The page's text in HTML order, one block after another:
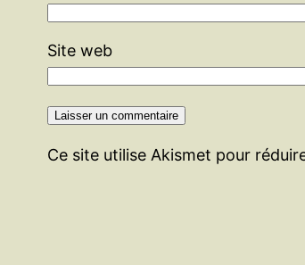
Site web
Ce site utilise Akismet pour